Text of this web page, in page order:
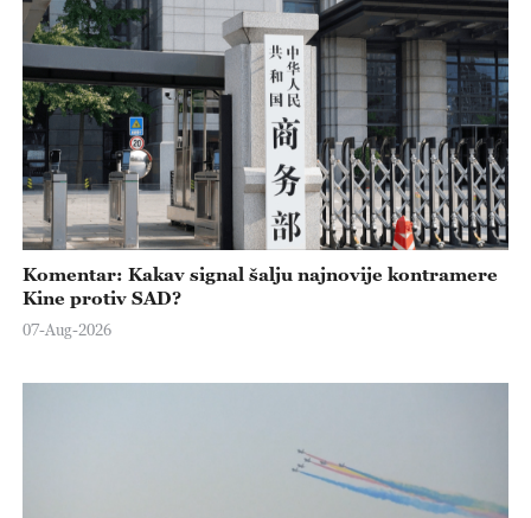
Komentar: Kakav signal šalju najnovije kontramere
Kine protiv SAD?
07-Aug-2026